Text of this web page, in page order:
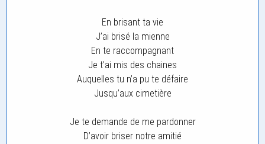
En brisant ta vie
J’ai brisé la mienne
En te raccompagnant
Je t’ai mis des chaines
Auquelles tu n’a pu te défaire
Jusqu’aux cimetière
Je te demande de me pardonner
D’avoir briser notre amitié